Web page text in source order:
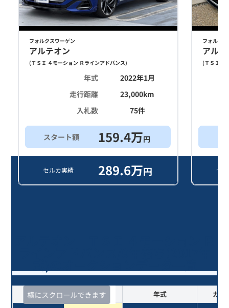
フォルクスワーゲン
アルテオン
(ＴＳＩ ４モーション Ｒラインアドバンス)
年式
2022年1月
走行距離
23,000km
入札数
75件
スタート額 159.4万円
セルカ実績 289.6万円
フォルク
アル
(ＴＳＩ ４
セ
横にスクロールできます
査定時期 セルカ実績 年式 カラ